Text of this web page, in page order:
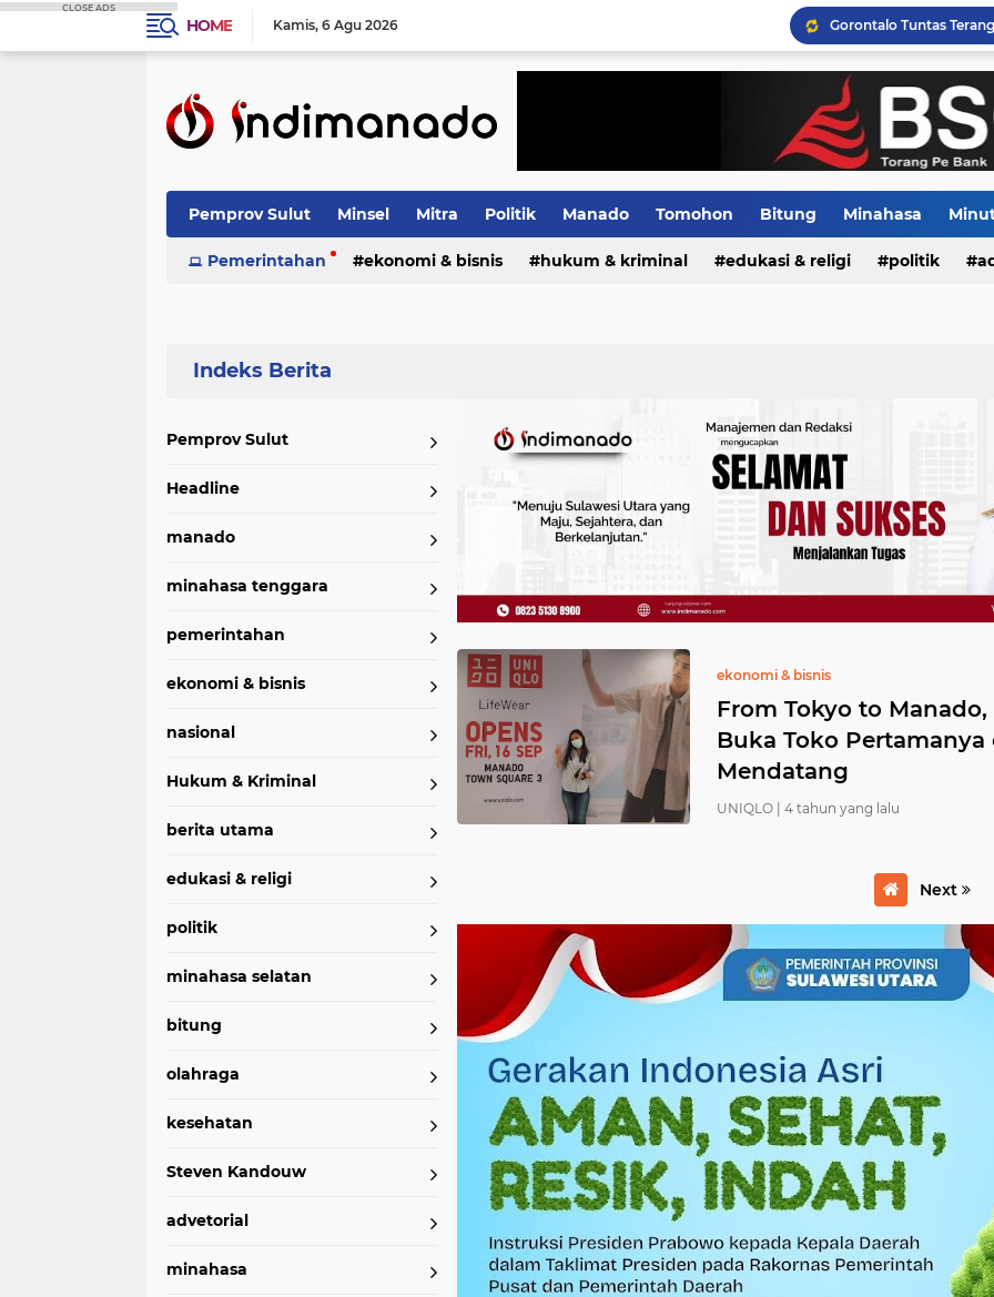
HOME Kamis 6 Agu 2026
Tiga Pejabat Utama
Distribusi BBM Subsidi
Pemprov Sulut Minsel Mitra Politik Manado Tomohon Bitung Minahasa
Nasional Advetorial Terpopuler Indeks
Pemerintahan ekonomi & bisnis hukum & kriminal edukasi & religi politik
Pemprov Sulut
Headline
manado
minahasa tenggara
pemerintahan
ekonomi & bisnis
nasional
Hukum & Kriminal
berita utama
edukasi & religi
politik
minahasa selatan
bitung
olahraga
kesehatan
Steven Kandouw
advetorial
minahasa
ekonomi & bisnis
From Tokyo to
Buka Toko
Mendatang
UNIQLO | 4 tahun yang lalu
Next
CLOSE ADS